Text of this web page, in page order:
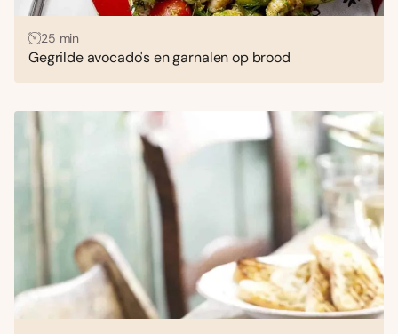
25 min
Gegrilde avocado's en garnalen op brood